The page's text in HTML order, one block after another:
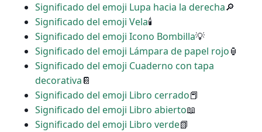
Significado del emoji Lupa hacia la derecha🔎
Significado del emoji Vela🕯
Significado del emoji Icono Bombilla💡
Significado del emoji Lámpara de papel rojo🏮
Significado del emoji Cuaderno con tapa
decorativa📔
Significado del emoji Libro cerrado📕
Significado del emoji Libro abierto📖
Significado del emoji Libro verde📗